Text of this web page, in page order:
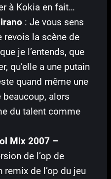
à Kokia en fait…
: Je vous sens
revois la scène de
je l’entends, que
qu’elle a une putain
quand même une
alors
du talent comme
Mix 2007 –
de l’op de
remix de l’op du jeu